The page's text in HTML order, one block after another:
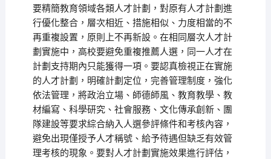
要精簡教育領域各類人才計劃，對原有人才計劃進
行優化整合，層次相近、措施相似、力度相當的不
再重複設置，原則上不再新設。在相同層次人才計
劃實施中，高校要避免重複推薦人選，同一人才在
計劃支持期內只能獲得一項。要認真檢視正在實施
的人才計劃，明確計劃定位，完善管理制度，強化
依法管理，將政治立場、師德師風、教育教學、教
材編寫、科學研究、社會服務、文化傳承創新、團
隊建設等要求綜合納入人選參評條件和考核內容，
避免出現僅授予人才稱號、給予待遇但缺乏有效管
理考核的現象。要對人才計劃實施效果進行評估，